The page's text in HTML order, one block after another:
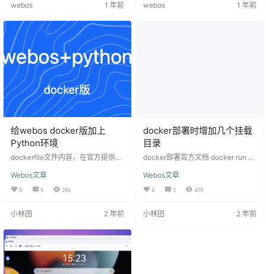
webos 1 年前
190CE65E95D6C1A5177CA8F771
webos 1 年前
给webos docker版加上
Python环境
dockerfile文件内容，在官方提供的
后即可在webos终端应用里执行Pyt
hon相关命令了 FROM openjdk:8-jr
e-alpine # 设置阿里云的镜像源 RU
mirrors.aliyun.com/g' /etc/apk/rep
Webos文章
0 5 286
小林囝 2 年前
docker部署时增加几个挂载
目录
docker部署官方文档 docker run -it
s -p 8088:8088 -v /:/webosMnt -v
/data/webos/rootPath:/webos/api/
rootPath -v /data/webos/apps:/w
os 在上面的基础上，增加两个路径
Webos文章
0 2 470
小林囝 2 年前